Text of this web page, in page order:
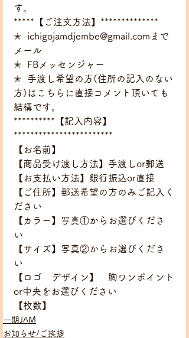
す。
*****【ご注文方法】**************
✭﻿  ichigojamdjembe@gmail.comまで
メール
✭﻿  FBメッセンジャー
✭﻿  手渡し希望の方(住所の記入のない
方)はこちらに直接コメント頂いても
結構です。
**********【記入内容】
************************
【お名前】
【商品受け渡し方法】手渡しor郵送
【お支払い方法】銀行振込or直接
【ご住所】郵送希望の方のみご記入く
ださい
【カラー】写真①からお選びくださ
い
【サイズ】写真②からお選びくださ
い
【ロゴ　デザイン】　胸ワンポイント
or中央をお選びください
【枚数】
一期JAM
お知らせ/ご挨拶